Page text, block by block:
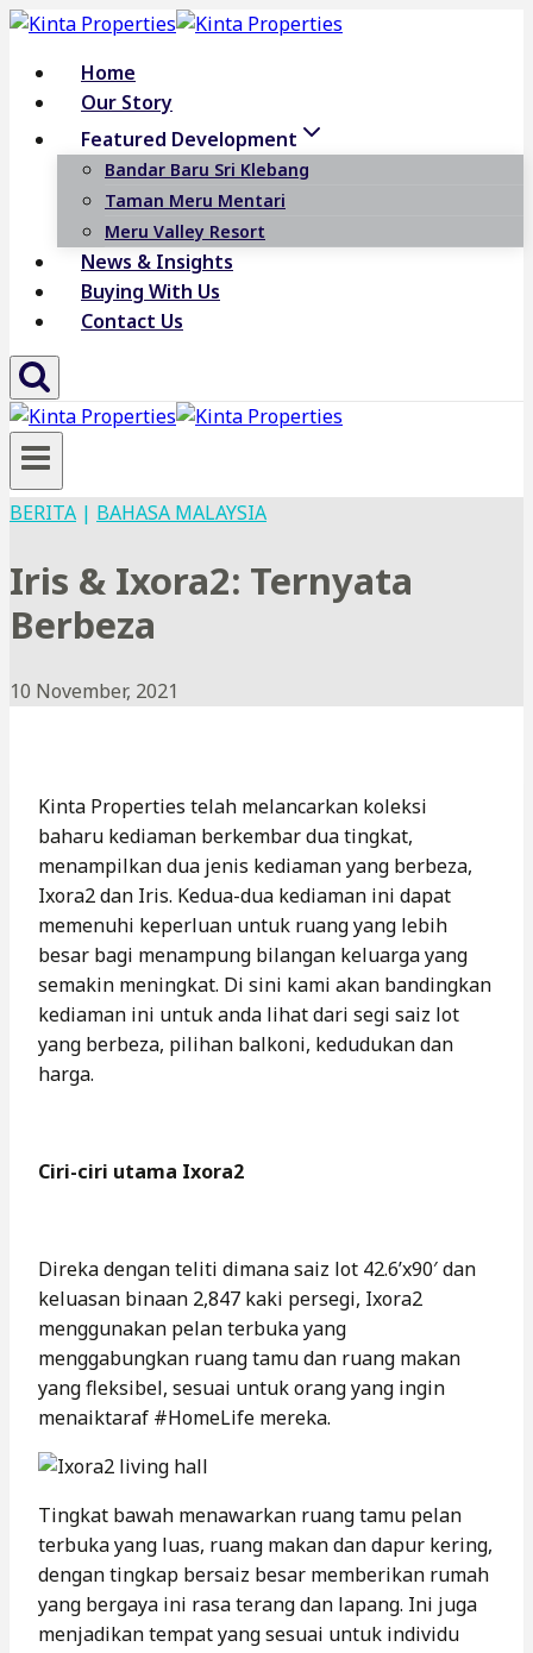
Skip
content
Home
Our Story
Featured Development
Bandar Baru Sri Klebang
Taman Meru Mentari
Meru Valley Resort
News & Insights
Buying With Us
Contact Us
BERITA | BAHASA MALAYSIA
Iris & Ixora2: Ternyata
Berbeza
10 November, 2021
Kinta Properties telah melancarkan koleksi
baharu kediaman berkembar dua tingkat,
menampilkan dua jenis kediaman yang berbeza,
Ixora2 dan Iris. Kedua-dua kediaman ini dapat
memenuhi keperluan untuk ruang yang lebih
besar bagi menampung bilangan keluarga yang
semakin meningkat. Di sini kami akan bandingkan
kediaman ini untuk anda lihat dari segi saiz lot
yang berbeza, pilihan balkoni, kedudukan dan
harga.
Ciri-ciri utama Ixora2
Direka dengan teliti dimana saiz lot 42.6’x90′ dan
keluasan binaan 2,847 kaki persegi, Ixora2
menggunakan pelan terbuka yang
menggabungkan ruang tamu dan ruang makan
yang fleksibel, sesuai untuk orang yang ingin
menaiktaraf #HomeLife mereka.
Tingkat bawah menawarkan ruang tamu pelan
terbuka yang luas, ruang makan dan dapur kering,
dengan tingkap bersaiz besar memberikan rumah
yang bergaya ini rasa terang dan lapang. Ini juga
menjadikan tempat yang sesuai untuk individu